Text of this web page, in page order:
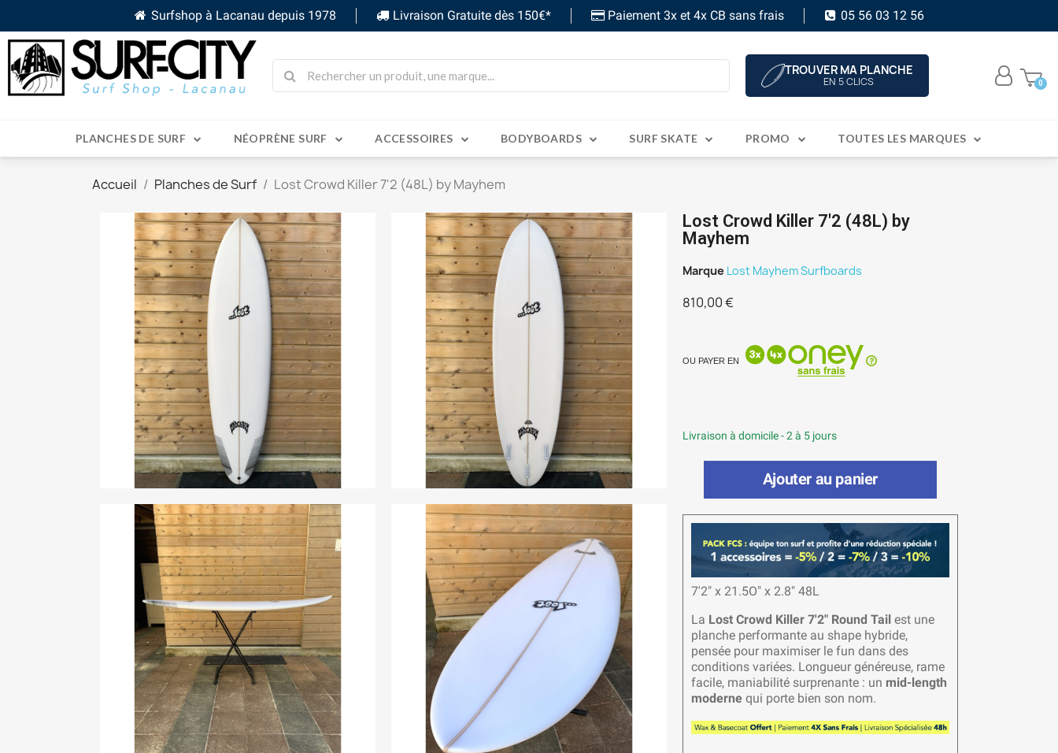
Surfshop à Lacanau depuis 1978 Livraison Gratuite dès 150€* Paiement 3x et 4x CB sans frais 05 56 03 12 56
TROUVER MA PLANCHE
EN 5 CLICS
PLANCHES DE SURF NÉOPRÈNE SURF ACCESSOIRES BODYBOARDS SURF SKATE PROMO TOUTES LES MARQUES
Accueil Planches de Surf Lost Crowd Killer 7'2 (48L) by Mayhem
Lost Crowd Killer 7'2 (48L) by
Mayhem
Marque Lost Mayhem Surfboards
810,00 €
OU PAYER EN
Livraison à domicile - 2 à 5 jours
Ajouter au panier
7'2" x 21.5O" x 2.8" 48L
La Lost Crowd Killer 7'2" Round Tailest une
planche performante au shape hybride,
pensée pour maximiser le fun dans des
conditions variées. Longueur généreuse, rame
facile, maniabilité surprenante : un mid-length
modernequi porte bien son nom.